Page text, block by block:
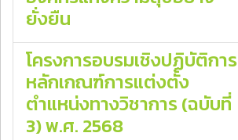
ยั่งยืน
โครงการอบรมเชิงปฏิบัติการ
หลักเกณฑ์การแต่งตั้ง
ตำแหน่งทางวิชาการ (ฉบับที่
3) พ.ศ. 2568